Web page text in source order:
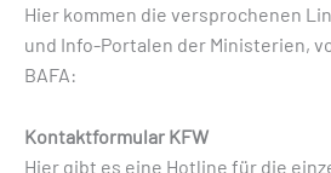
Hier kommen die versprochenen
und Info-Portalen der Ministerien,
BAFA:
Kontaktformular KFW
Hier gibt es eine Hotline für die